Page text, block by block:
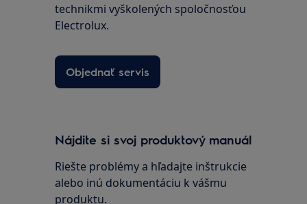
technikmi vyškolených spoločnosťou
Electrolux.
Objednať servis
Nájdite si svoj produktový manuál
Riešte problémy a hľadajte inštrukcie
alebo inú dokumentáciu k vášmu
produktu.